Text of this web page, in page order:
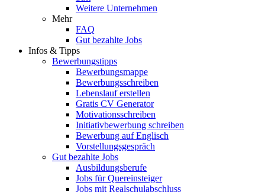
Weitere Unternehmen
Mehr
FAQ
Gut bezahlte Jobs
Infos & Tipps
Bewerbungstipps
Bewerbungsmappe
Bewerbungsschreiben
Lebenslauf erstellen
Gratis CV Generator
Motivationsschreiben
Initiativbewerbung schreiben
Bewerbung auf Englisch
Vorstellungsgespräch
Gut bezahlte Jobs
Ausbildungsberufe
Jobs für Quereinsteiger
Jobs mit Realschulabschluss